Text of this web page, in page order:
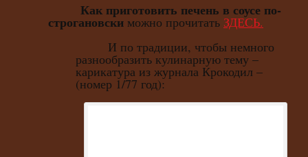
Как приготовить печень в соусе по-
строгановски можно прочитать ЗДЕСЬ.
И по традиции, чтобы немного
разнообразить кулинарную тему –
карикатура из журнала Крокодил –
(номер 1/77 год):